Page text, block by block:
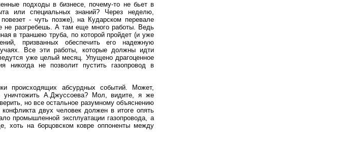
подходы в бизнесе, почему-то не бьет в
или специальных знаний? Через неделю,
- чуть позже), на Кударском перевале
не разгребешь. А там еще много работы. Ведь
в траншею труба, по которой пройдет (и уже
призванных обеспечить его надежную
Все эти работы, которые должны идти
уже целый месяц. Упущено драгоценное
никогда не позволит пустить газопровод в
происходящих абсурдных событий. Может,
уничтожить А.Джуссоева? Мол, видите, я же
но все остальное разумному объяснению
двух человек должен в итоге опять
промышленной эксплуатации газопровода, а
хоть на борцовском ковре оппоненты между